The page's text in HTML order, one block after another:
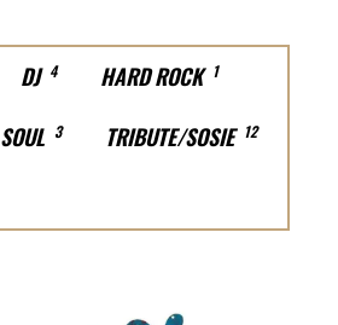
DJ 4 HARD ROCK 1
SOUL 3 TRIBUTE/SOSIE 12